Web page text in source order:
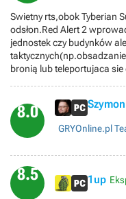
Swietny rts,obok Tyberian
odsłon.Red Alert 2
jednostek czy budynków
bronią lub teleportujaca sie
itd.) ale walka głównie w
i sa zroznicowane.Gra
7 w wysokich
8.0
GRYOnline.pl
8.5 1up